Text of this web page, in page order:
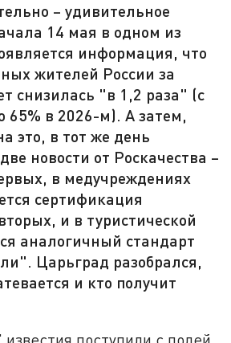
– удивительное
14 мая в одном из
информация, что
жителей России за
снизилась "в 1,2 раза" (с
65% в 2026-м). А затем,
это, в тот же день
новости от Роскачества –
в медучреждениях
сертификация
и в туристической
аналогичный стандарт
Царьград разобрался,
и кто получит
поступили с полей